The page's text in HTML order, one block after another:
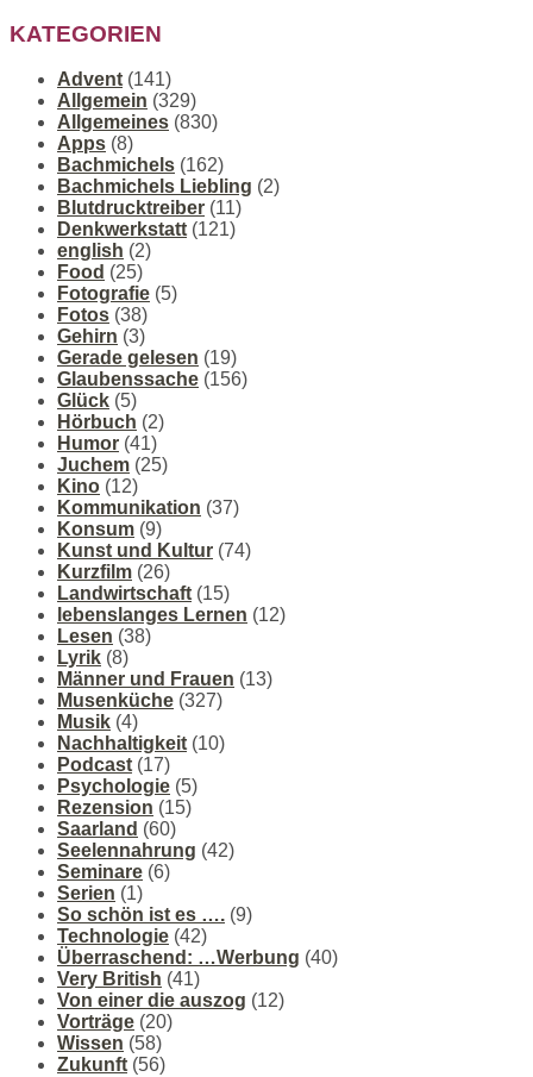
KATEGORIEN
Advent (141)
Allgemein (329)
Allgemeines (830)
Apps (8)
Bachmichels (162)
Bachmichels Liebling (2)
Blutdrucktreiber (11)
Denkwerkstatt (121)
english (2)
Food (25)
Fotografie (5)
Fotos (38)
Gehirn (3)
Gerade gelesen (19)
Glaubenssache (156)
Glück (5)
Hörbuch (2)
Humor (41)
Juchem (25)
Kino (12)
Kommunikation (37)
Konsum (9)
Kunst und Kultur (74)
Kurzfilm (26)
Landwirtschaft (15)
lebenslanges Lernen (12)
Lesen (38)
Lyrik (8)
Männer und Frauen (13)
Musenküche (327)
Musik (4)
Nachhaltigkeit (10)
Podcast (17)
Psychologie (5)
Rezension (15)
Saarland (60)
Seelennahrung (42)
Seminare (6)
Serien (1)
So schön ist es …. (9)
Technologie (42)
Überraschend: …Werbung (40)
Very British (41)
Von einer die auszog (12)
Vorträge (20)
Wissen (58)
Zukunft (56)